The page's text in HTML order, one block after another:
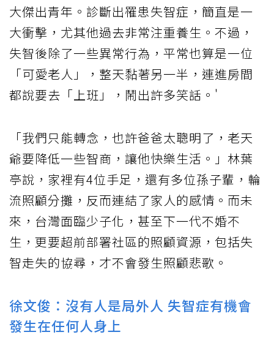
大傑出青年。診斷出罹患失智症，簡直是一
大衝擊，尤其他過去非常注重養生。不過，
失智後除了一些異常行為，平常也算是一位
「可愛老人」，整天黏著另一半，連進房間
都說要去「上班」，鬧出許多笑話。'
「我們只能轉念，也許爸爸太聰明了，老天
爺要降低一些智商，讓他快樂生活。」林葉
亭說，家裡有4位手足，還有多位孫子輩，輪
流照顧分攤，反而連結了家人的感情。而未
來，台灣面臨少子化，甚至下一代不婚不
生，更要超前部署社區的照顧資源，包括失
智走失的協尋，才不會發生照顧悲歌。
徐文俊：沒有人是局外人 失智症有機會
發生在任何人身上